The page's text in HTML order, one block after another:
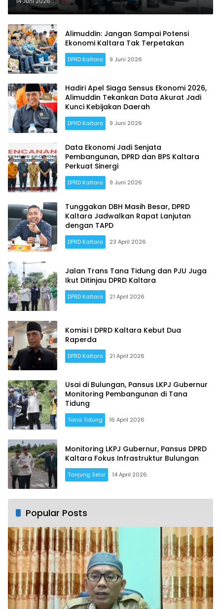
Alimuddin: Jangan Sampai Potensi
Ekonomi Kaltara Tak Terpetakan
DPRD Kaltara 9 Juni 2026
Hadiri Apel Siaga Sensus Ekonomi 2026,
Alimuddin Tekankan Data Akurat Jadi
Kunci Kebijakan Daerah
DPRD Kaltara 9 Juni 2026
Data Ekonomi Jadi Senjata
Pembangunan, DPRD dan BPS Kaltara
Perkuat Sinergi
DPRD Kaltara 9 Juni 2026
Tunggakan DBH Masih Besar, DPRD
Kaltara Jadwalkan Rapat Lanjutan
dengan TAPD
DPRD Kaltara 23 April 2026
Jalan Trans Tana Tidung dan PJU Juga
Ikut Ditinjau DPRD Kaltara
DPRD Kaltara 21 April 2026
Komisi I DPRD Kaltara Kebut Dua
Raperda
DPRD Kaltara 21 April 2026
Usai di Bulungan, Pansus LKPJ Gubernur
Monitoring Pembangunan di Tana
Tidung
Tana Tidung 16 April 2026
Monitoring LKPJ Gubernur, Pansus DPRD
Kaltara Fokus Infrastruktur Bulungan
Tanjung Selor 14 April 2026
Popular Posts